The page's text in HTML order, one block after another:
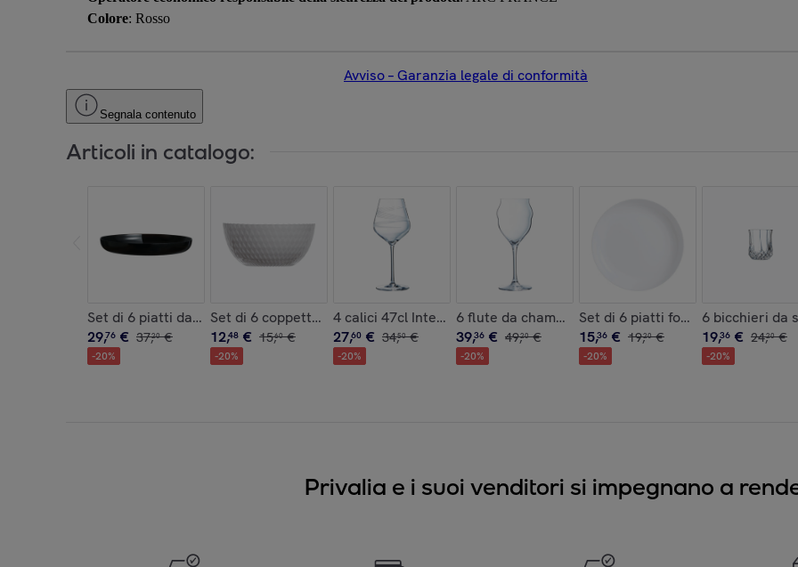
Colore: Rosso
Avviso – Garanzia legale di conformità
Segnala contenuto
Articoli in catalogo:
Set di 6 piatti da Mezzé fondi neri 29 cm Friend's Time - Luminarc
29,76 € 37,20 €
-20%
Set di 6 coppette grigie 13 cm Pampille - Luminarc
12,48 € 15,60 €
-20%
4 calici 47cl Intense - Cristal d'Arques
27,60 € 34,50 €
-20%
6 flute da champagne 30 cl Macaron -
39,36 € 49,20 €
-20%
Set di 6 piatti fondi neri 17 cm
15,36 € 19,20 €
-20%
6 bicchieri da
19,36 € 24,20 €
-20%
Privalia e i suoi venditori si impegnano a